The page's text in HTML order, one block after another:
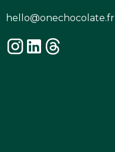
hello@onechocolate.fr